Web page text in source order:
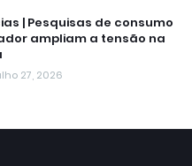
| Pesquisas de consumo
ampliam a tensão na
27, 2026